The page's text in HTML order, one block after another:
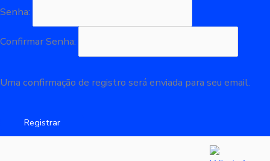
Senha:
Confirmar Senha:
Uma confirmação de registro será enviada para seu email.